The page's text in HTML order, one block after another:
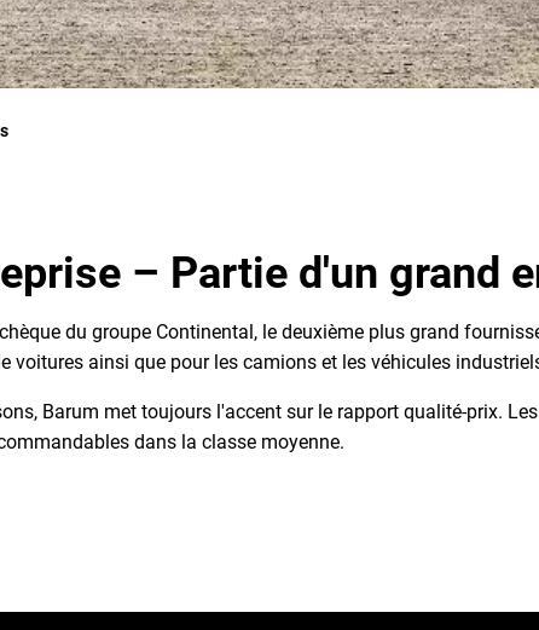
– Partie d'un grand
du groupe Continental, le deuxième plus grand
voitures ainsi que pour les camions et les véhicules
Barum met toujours l'accent sur le rapport qualité-prix.
dans la classe moyenne.